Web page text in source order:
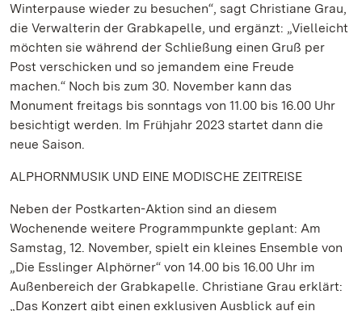
Winterpause wieder zu besuchen“, sagt Christiane Grau,
die Verwalterin der Grabkapelle, und ergänzt: „Vielleicht
möchten sie während der Schließung einen Gruß per
Post verschicken und so jemandem eine Freude
machen.“ Noch bis zum 30. November kann das
Monument freitags bis sonntags von 11.00 bis 16.00 Uhr
besichtigt werden. Im Frühjahr 2023 startet dann die
neue Saison.
ALPHORNMUSIK UND EINE MODISCHE ZEITREISE
Neben der Postkarten-Aktion sind an diesem
Wochenende weitere Programmpunkte geplant: Am
Samstag, 12. November, spielt ein kleines Ensemble von
„Die Esslinger Alphörner“ von 14.00 bis 16.00 Uhr im
Außenbereich der Grabkapelle. Christiane Grau erklärt:
„Das Konzert gibt einen exklusiven Ausblick auf ein